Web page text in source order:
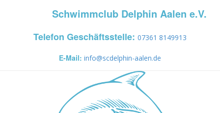
Schwimmclub Delphin Aalen e.V.
Telefon Geschäftsstelle: 07361 8149913
E-Mail: info@scdelphin-aalen.de